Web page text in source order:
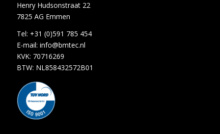
Henry Hudsonstraat 22
7825 AG Emmen
Tel: +31 (0)591 785 454
E-mail: info@bmtec.nl
KVK: 70716269
BTW: NL858432572B01